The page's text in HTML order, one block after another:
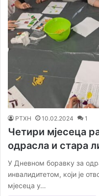
РТХН 10.02.2024 1
Четири мјесеца
одрасла и стара
У Дневном боравку за
инвалидитетом, који је
мјесеца у…